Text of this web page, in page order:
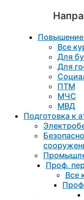
Все
Для
Для
ПТМ
МЧС
МВД
Подготовка к
Проф.
Все